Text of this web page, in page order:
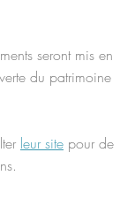
seront mis en
du patrimoine
leur site pour de